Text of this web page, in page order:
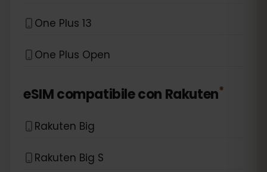
One Plus 13
One Plus Open
eSIM compatibile con Rakuten*
Rakuten Big
Rakuten Big S